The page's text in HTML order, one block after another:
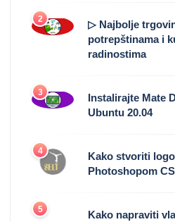
2
▷ Najbolje
potrepštinama i
radinostima
3
Instalirajte Mate
Ubuntu 20.04
4
Kako stvoriti
Photoshopom
5
Kako napraviti